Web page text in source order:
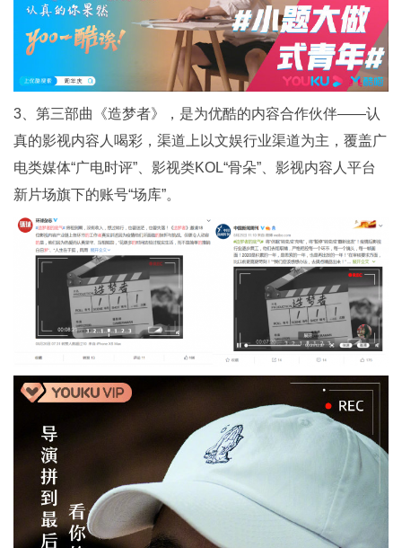
3、第三部曲《造梦者》，是为优酷的内容合作伙伴——认
真的影视内容人喝彩，渠道上以文娱行业渠道为主，覆盖广
电类媒体“广电时评”、影视类KOL“骨朵”、影视内容人平台
新片场旗下的账号“场库”。